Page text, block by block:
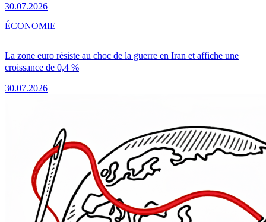
30.07.2026
La zone euro résiste au choc de la guerre en Iran et affiche une
croissance de 0,4 %
30.07.2026
ÉCONOMIE